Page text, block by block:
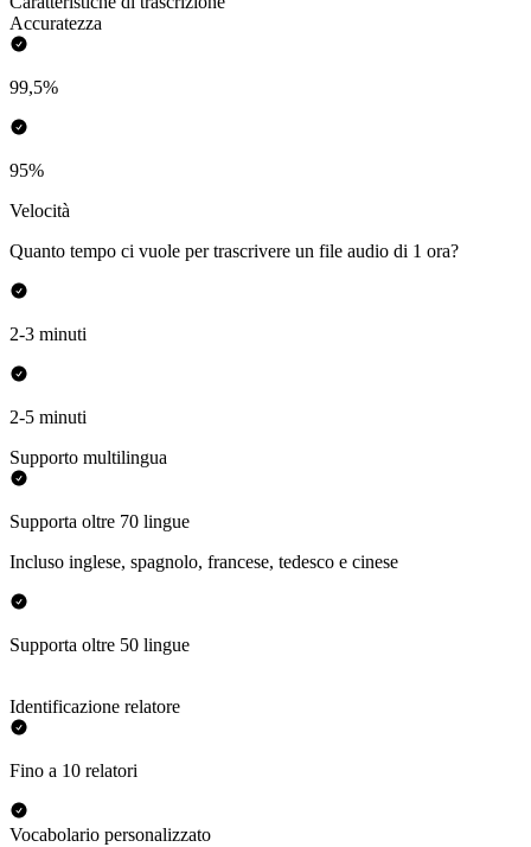
Accuratezza
99,5%
95%
Velocità
Quanto tempo ci vuole per trascrivere un file audio di 1 ora?
2-3 minuti
2-5 minuti
Supporto multilingua
Supporta oltre 70 lingue
Incluso inglese, spagnolo, francese, tedesco e cinese
Supporta oltre 50 lingue
Identificazione relatore
Fino a 10 relatori
Vocabolario personalizzato